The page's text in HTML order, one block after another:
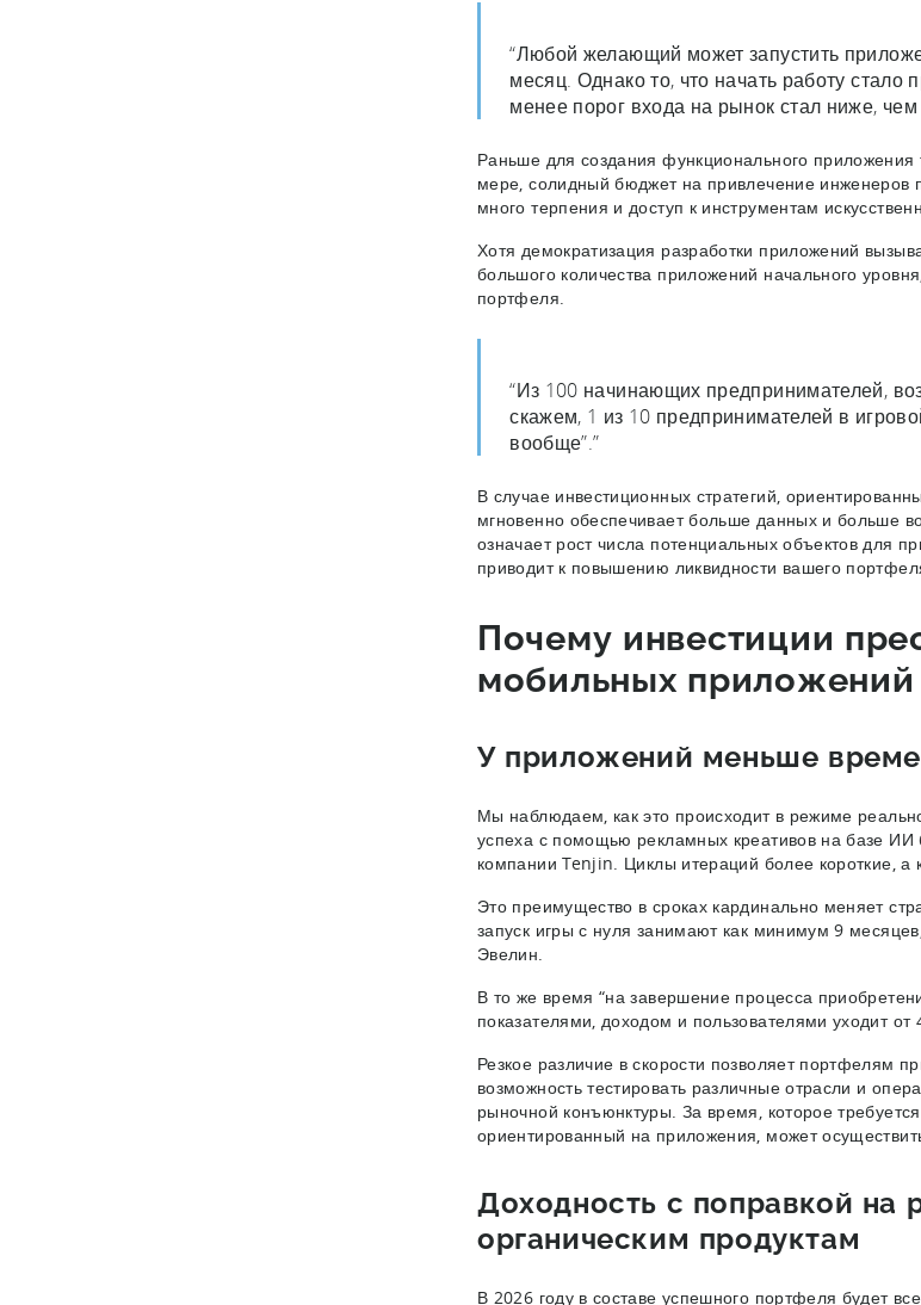
“Любой желающий может запустить
месяц. Однако то, что начать работу
менее порог входа на рынок стал ниже,
Раньше для создания функционального приложения
мере, солидный бюджет на привлечение инженеров
много терпения и доступ к инструментам
Хотя демократизация разработки приложений
большого количества приложений начального
портфеля.
“Из 100 начинающих предпринимателей,
скажем, 1 из 10 предпринимателей в
вообще”.”
В случае инвестиционных стратегий,
мгновенно обеспечивает больше данных и больше
означает рост числа потенциальных объектов для
приводит к повышению ликвидности вашего
Почему инвестиции
мобильных приложений
У приложений меньше
Мы наблюдаем, как это происходит в режиме
успеха с помощью рекламных креативов на базе
компании Tenjin. Циклы итераций более короткие,
Это преимущество в сроках кардинально меняет
запуск игры с нуля занимают как минимум 9
Эвелин.
В то же время “на завершение процесса
показателями, доходом и пользователями уходит от
Резкое различие в скорости позволяет портфелям
возможность тестировать различные отрасли и
рыночной конъюнктуры. За время, которое
ориентированный на приложения, может
Доходность с поправкой на
органическим продуктам
В 2026 году в составе успешного портфеля будет